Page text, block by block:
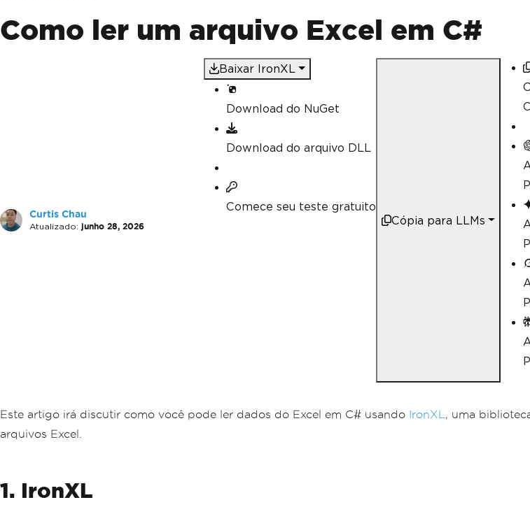
// Linq
Como ler um arquivo Excel em C#
Curtis Chau
Atualizado: junho 28, 2026
Baixar IronXL
Download do NuGet
Download do arquivo DLL
Comece seu teste gratuito
Cópia para LLMs
Este artigo irá discutir como você pode ler dados do Excel em C# usando IronXL , uma
arquivos Excel.
1. IronXL